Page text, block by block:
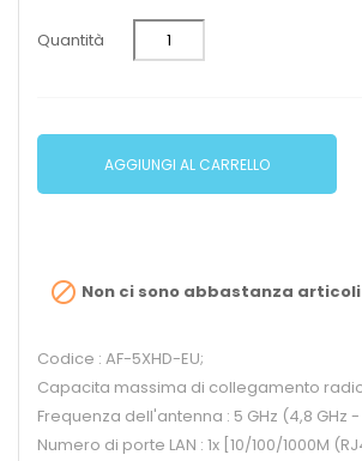
Quantità
AGGIUNGI AL CARRELLO
 Non ci sono abbastanza
Codice : AF-5XHD-EU;
Capacita massima di collegamento radio
Frequenza dell'antenna : 5 GHz (4,8 GHz -
Numero di porte LAN : 1x [10/100/1000M